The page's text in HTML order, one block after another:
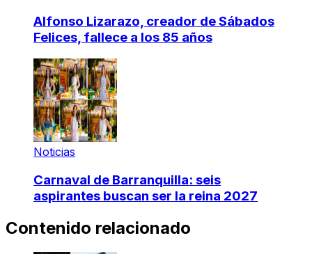
Alfonso Lizarazo, creador de Sábados
Felices, fallece a los 85 años
Noticias
Carnaval de Barranquilla: seis
aspirantes buscan ser la reina 2027
Contenido relacionado